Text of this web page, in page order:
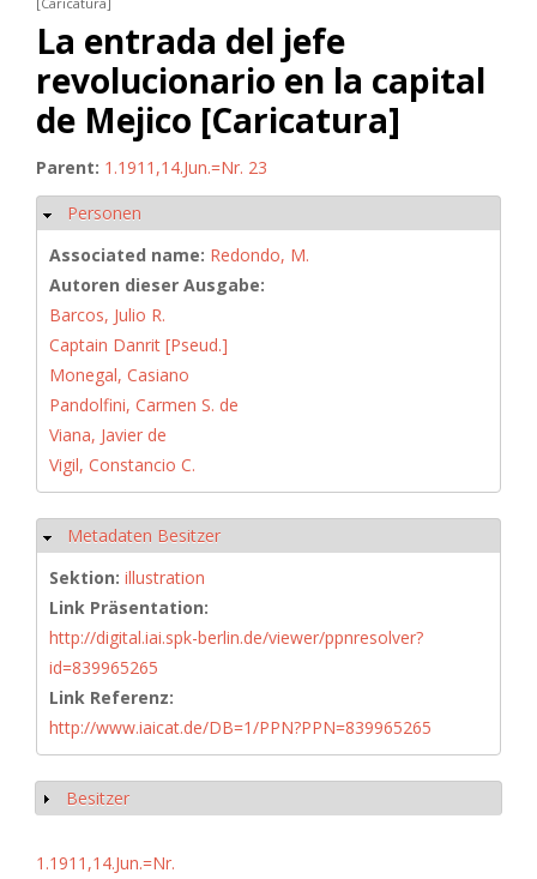
La entrada del jefe
revolucionario en la capital
de Mejico [Caricatura]
Parent: 1.1911,14.Jun.=Nr. 23
Hide
Personen
Associated name: Redondo, M.
Autoren dieser Ausgabe:
Barcos, Julio R.
Captain Danrit [Pseud.]
Monegal, Casiano
Pandolfini, Carmen S. de
Viana, Javier de
Vigil, Constancio C.
Hide
Metadaten Besitzer
Sektion: illustration
Link Präsentation:
http://digital.iai.spk-berlin.de/viewer/ppnresolver?
id=839965265
Link Referenz:
http://www.iaicat.de/DB=1/PPN?PPN=839965265
Show
Besitzer
1.1911,14.Jun.=Nr.